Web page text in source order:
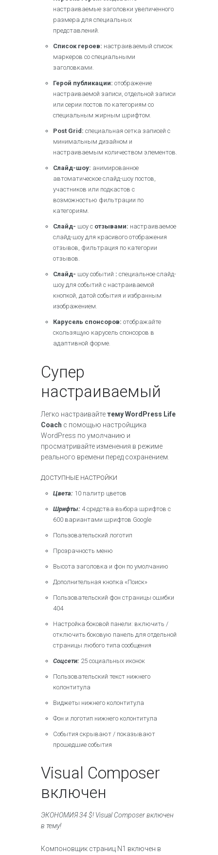
настраиваемые заголовки увеличенного
размера для специальных
представлений.
Список героев: настраиваемый список
маркеров со специальными
заголовками.
Герой публикации: отображение
настраиваемой записи, отдельной записи
или серии постов по категориям со
специальным жирным шрифтом.
Post Grid: специальная сетка записей с
минимальным дизайном и
настраиваемым количеством элементов.
Слайд-шоу: анимированное
автоматическое слайд-шоу постов,
участников или подкастов с
возможностью фильтрации по
категориям.
Слайд- шоу с отзывами: настраиваемое
слайд-шоу для красивого отображения
отзывов, фильтрация по категории
отзывов.
Слайд- шоу событий : специальное слайд-
шоу для событий с настраиваемой
кнопкой, датой события и избранным
изображением.
Карусель спонсоров: отображайте
скользящую карусель спонсоров в
адаптивной форме.
Супер
настраиваемый
Легко настраивайтетему WordPress Life
Coach с помощью настройщика
WordPress по умолчанию и
просматривайте изменения в режиме
реального времени перед сохранением.
ДОСТУПНЫЕ НАСТРОЙКИ
Цвета: 10 палитр цветов
Шрифты: 4 средства выбора шрифтов с
600 вариантами шрифтов Google
Пользовательский логотип
Прозрачность меню
Высота заголовка и фон по умолчанию
Дополнительная кнопка «Поиск»
Пользовательский фон страницы ошибки
404
Настройка боковой панели: включить /
отключить боковую панель для отдельной
страницы любого типа сообщения
Соцсети: 25 социальных иконок
Пользовательский текст нижнего
колонтитула
Виджеты нижнего колонтитула
Фон и логотип нижнего колонтитула
События скрывают / показывают
прошедшие события
Visual Composer
включен
ЭКОНОМИЯ 34 $! Visual Composer включен
в тему!
Компоновщик страниц N1 включен в